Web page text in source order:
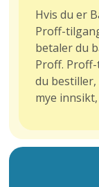
Hvis du er
Proff-
betaler du
Proff.
du bestiller,
mye